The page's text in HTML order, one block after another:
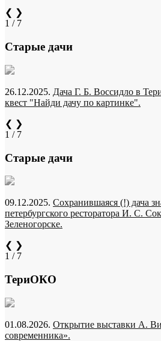
❮ ❯
1 / 7
Старые дачи
26.12.2025. Дача Г. Б. Воссидло в
квест "Найди дачу по картинке".
❮ ❯
1 / 7
Старые дачи
09.12.2025. Сохранившаяся (!) дача
петербургского ресторатора И. С.
Зеленогорске.
❮ ❯
1 / 7
ТериОКО
01.08.2026. Открытие выставки А.
современника».